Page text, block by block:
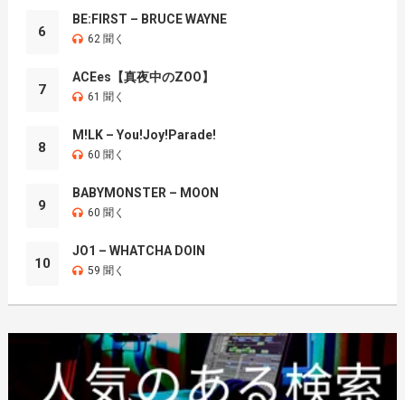
6
BE:FIRST – BRUCE WAYNE
62 聞く
7
ACEes【真夜中のZOO】
61 聞く
8
M!LK – You!Joy!Parade!
60 聞く
9
BABYMONSTER – MOON
60 聞く
10
JO1 – WHATCHA DOIN
59 聞く